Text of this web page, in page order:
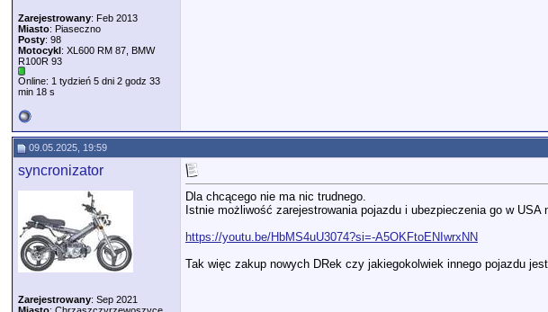
Zarejestrowany: Feb 2013
Miasto: Piaseczno
Posty: 98
Motocykl: XL600 RM 87, BMW
R100R 93
Online: 1 tydzień 5 dni 2 godz 33
min 18 s
09.05.2025, 19:59
syncronizator
Zarejestrowany: Sep 2021
Dla chcącego nie ma nic trudnego.
Istnie możliwość zarejestrowania pojazdu i ubezpieczenia go w USA
https://youtu.be/HbMS4uU3074?si=-A5OKFtoENIwrxNN
Tak więc zakup nowych DRek czy jakiegokolwiek innego pojazdu